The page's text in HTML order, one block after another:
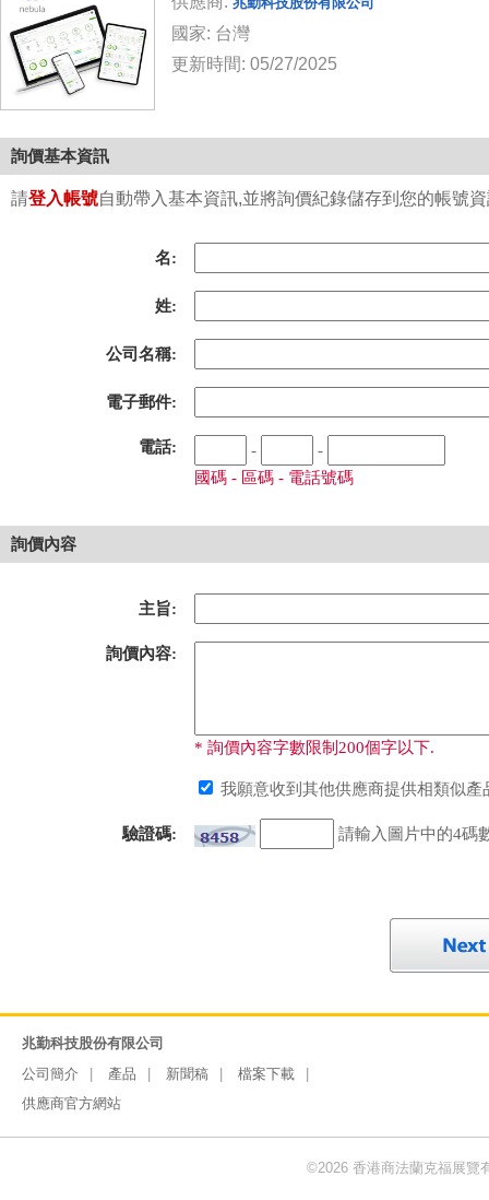
國家: 台灣
更新時間: 05/27/2025
詢價基本資訊
請登入帳號自動帶入基本資訊,並將詢價紀錄儲存到您的帳號
名:
姓:
公司名稱:
電子郵件:
電話: -
-
國碼 - 區碼 - 電話號碼
詢價內容
主旨:
詢價內容:
* 詢價內容字數限制200個字以下.
我願意收到其他供應商提供相類似產
驗證碼: 請輸入圖片中的4碼
兆勤科技股份有限公司
公司簡介
產品 新聞稿
檔案下載
供應商官方網站
©2026 香港商法蘭克福展覽